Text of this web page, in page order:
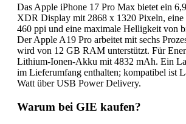
Das Apple iPhone 17 Pro Max bietet ein
XDR Display mit 2868 x 1320 Pixeln, eine
460 ppi und eine maximale Helligkeit von
Der Apple A19 Pro arbeitet mit sechs
wird von 12 GB RAM unterstützt. Für
Lithium-Ionen-Akku mit 4832 mAh. Ein
im Lieferumfang enthalten; kompatibel ist
Watt über USB Power Delivery.
Warum bei GIE kaufen?